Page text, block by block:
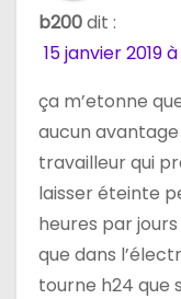
a
r
t
c
b200dit :
15 janvier 2019
ça m’etonne
aucun
travailleur qui
laisser éteinte
heures par
que dans
tourne h24 que